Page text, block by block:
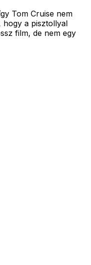
Tom Cruise nem
hogy a pisztollyal
film, de nem egy